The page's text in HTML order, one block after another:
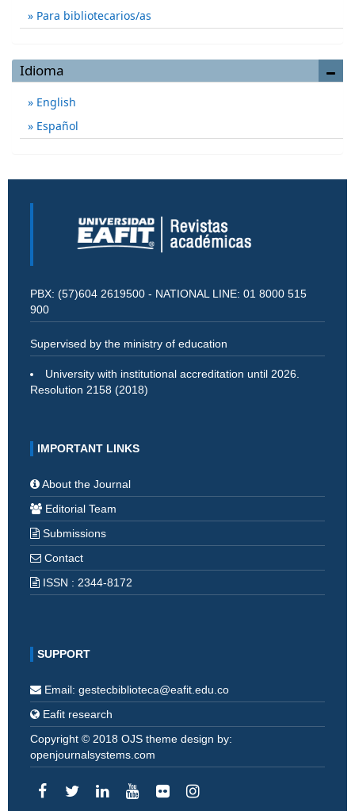
Para bibliotecarios/as
Idioma
English
Español
PBX: (57)604 2619500 - NATIONAL LINE: 01 8000 515
900
Supervised by the ministry of education
University with institutional accreditation until 2026.
Resolution 2158 (2018)
IMPORTANT LINKS
About the Journal
Editorial Team
Submissions
Contact
ISSN : 2344-8172
SUPPORT
Email: gestecbiblioteca@eafit.edu.co
Eafit research
Copyright © 2018 OJS theme design by:
openjournalsystems.com